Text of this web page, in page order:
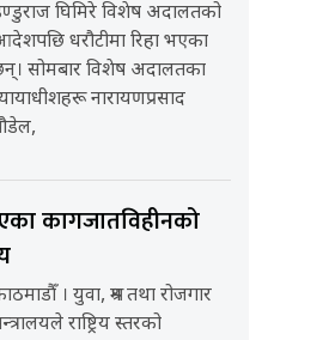
घिमिरे विशेष अदालतको
धरौटीमा रिहा भएका
सोमबार विशेष अदालतका
नारायणप्रसाद
कागजातविहीनको
। युवा, श्रम तथा रोजगार
राष्ट्रिय स्तरको